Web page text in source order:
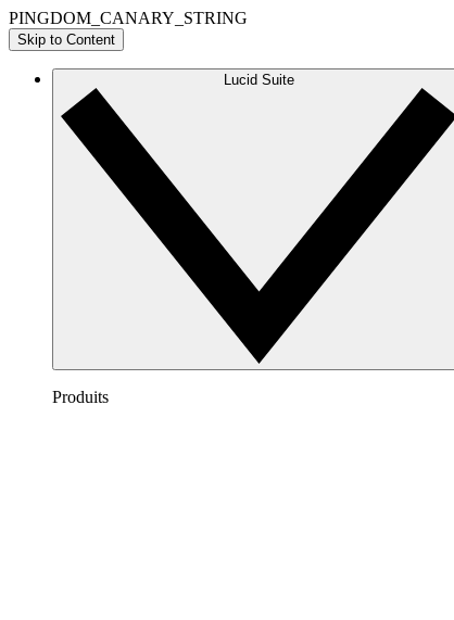
PINGDOM_CANARY_STRING
Skip to Content
Lucid Suite
Produits